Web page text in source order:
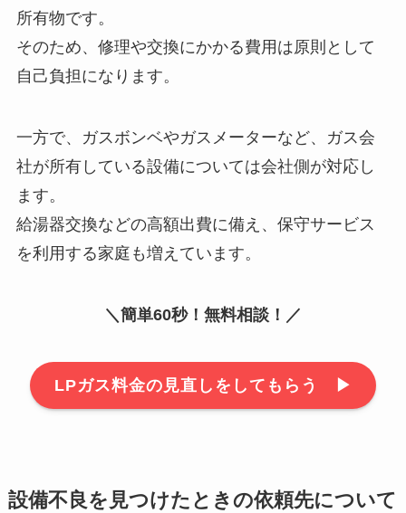
所有物です。
そのため、修理や交換にかかる費用は原則として
自己負担になります。
一方で、ガスボンベやガスメーターなど、ガス会
社が所有している設備については会社側が対応し
ます。
給湯器交換などの高額出費に備え、保守サービス
を利用する家庭も増えています。
＼簡単60秒！無料相談！／
LPガス料金の見直しをしてもらう ▶︎
設備不良を見つけたときの依頼先について